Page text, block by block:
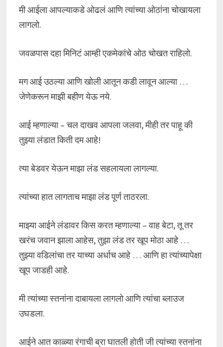
मी आईला आपल्याकडे ओढलं आणि त्यांच्या ओठांना चोखायला
लागलो.
जवळपास दहा मिनिटं आम्ही एकमेकांचे ओठ चोखत राहिलो.
मग आई उठल्या आणि खोली आतून कडी लावून आल्या …
जेणेकरून माझी बहीण येऊ नये.
आई म्हणाल्या – चल दाखव आपला जलवा, मीही तर पाहू की
तुझ्या लंडात किती दम आहे!
त्या बेडवर येऊन माझा लंड सहलायला लागल्या.
त्यांच्या हात लागताच माझा लंड पूर्ण ताठरला.
माझ्या आईने लंडावर किस करत म्हणाल्या – वाह बेटा, तू तर
खरंच जवान झाला आहेस, तुझा लंड तर खूप मोठा आहे …
तुझ्या वडिलांचा तर याच्या अर्धाच आहे … आणि हा त्यांच्यापेक्षा
खूप जाडही आहे.
मी त्यांच्या स्तनांना दाबायला लागलो आणि त्यांचा ब्लाउज
उघडला.
आईने आत काळ्या रंगाची ब्रा घातली होती जी त्यांच्या स्तनांना